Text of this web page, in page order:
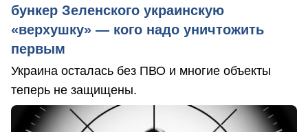
бункер Зеленского украинскую
«верхушку» — кого надо уничтожить
первым
Украина осталась без ПВО и многие объекты
теперь не защищены.